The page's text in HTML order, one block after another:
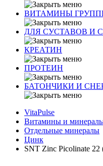
ВИТАМИНЫ
ДЛЯ СУСТАВОВ И
КРЕАТИН
ПРОТЕИН
БАТОНЧИКИ И
VitaPulse
Витамины и
Отдельные минералы
Цинк
SNT Zinc Picolinate 22